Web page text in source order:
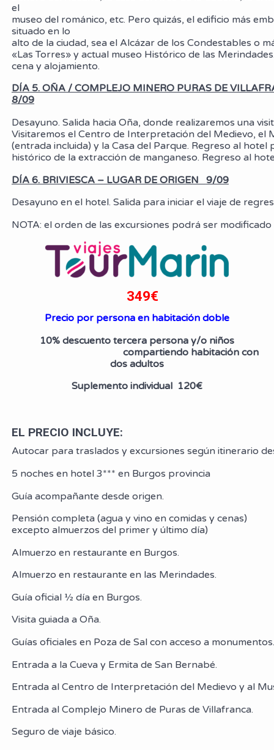
el
museo del románico, etc. Pero quizás, el edificio
situado en lo
alto de la ciudad, sea el Alcázar de los Condestables
«Las Torres» y actual museo Histórico de las
cena y alojamiento.
DÍA 5. OÑA / COMPLEJO MINERO PURAS DE
8/09
Desayuno. Salida hacia Oña, donde realizaremos una
Visitaremos el Centro de Interpretación del Medievo,
(entrada incluida) y la Casa del Parque. Regreso al
histórico de la extracción de manganeso. Regreso al
DÍA 6. BRIVIESCA –LUGAR DE ORIGEN 9/09
Desayuno en el hotel. Salida para iniciar el viaje de
NOTA: el orden de las excursiones podrá ser
349€
Precio por persona en habitación doble
10% descuento tercera persona y/o niños
compartiendo habitación con
dos adultos
Suplemento individual 120€
EL PRECIO INCLUYE:
Autocar para traslados y excursiones según itinerario
5 noches en hotel 3*** en Burgos provincia
Guía acompañante desde origen.
Pensión completa (agua y vino en comidas y cenas)
excepto almuerzos del primer y último día)
Almuerzo en restaurante en Burgos.
Almuerzo en restaurante en las Merindades.
Guía oficial ½ día en Burgos.
Visita guiada a Oña.
Guías oficiales en Poza de Sal con acceso a monumentos.
Entrada a la Cueva y Ermita de San Bernabé.
Entrada al Centro de Interpretación del Medievo y al
Entrada al Complejo Minero de Puras de Villafranca.
Seguro de viaje básico.